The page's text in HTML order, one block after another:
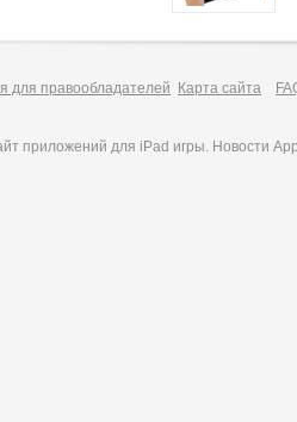
для правообладателей Карта сайта
приложений для iPad игры. Новости